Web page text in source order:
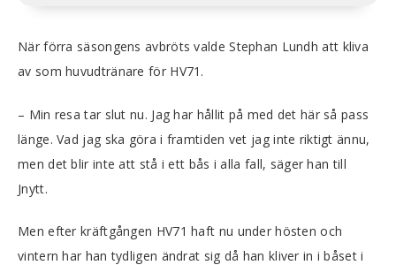
När förra säsongens avbröts valde Stephan Lundh att kliva
av som huvudtränare för HV71.
– Min resa tar slut nu. Jag har hållit på med det här så pass
länge. Vad jag ska göra i framtiden vet jag inte riktigt ännu,
men det blir inte att stå i ett bås i alla fall, säger han till
Jnytt.
Men efter kräftgången HV71 haft nu under hösten och
vintern har han tydligen ändrat sig då han kliver in i båset i